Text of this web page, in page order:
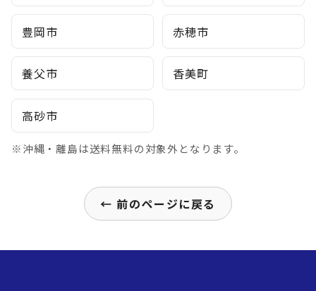
豊岡市 赤穂市
養父市 香美町
高砂市
※沖縄・離島は送料無料の対象外となります。
← 前のページに戻る